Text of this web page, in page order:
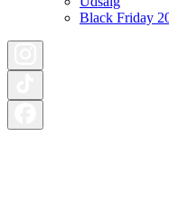
Black Friday